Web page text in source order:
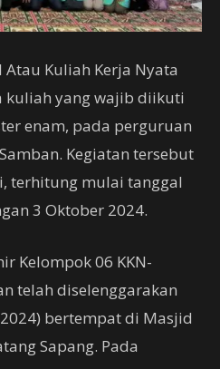
Atau Kuliah Kerja Nyata
kuliah yang wajib diikuti
enam, pada perguruan
Kegiatan tersebut
terhitung mulai tanggal
3 Oktober 2024.
Kelompok 06 KKN-
telah diselenggarakan
bertempat di Masjid
Sapang. Pada